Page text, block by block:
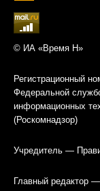
© ИА «Время Н»
Регистрационный
Федеральной
информационных
(Роскомнадзор)
Учредитель —
Главный редактор